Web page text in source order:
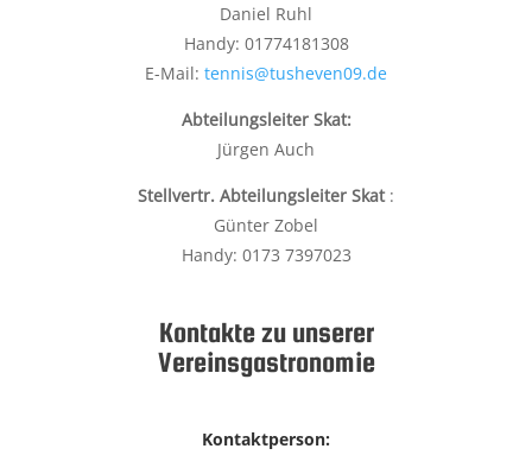
Daniel Ruhl
Handy: 01774181308
E-Mail: tennis@tusheven09.de
Abteilungsleiter Skat:
Jürgen Auch
Stellvertr. Abteilungsleiter Skat:
Günter Zobel
Handy: 0173 7397023
Kontakte zu unserer
Vereinsgastronomie
Kontaktperson: